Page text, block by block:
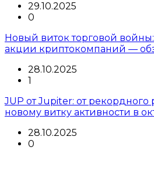
29.10.2025
0
Новый виток торговой
акции криптокомпаний —
28.10.2025
1
JUP от Jupiter: от рекордного
новому витку активности в
28.10.2025
0